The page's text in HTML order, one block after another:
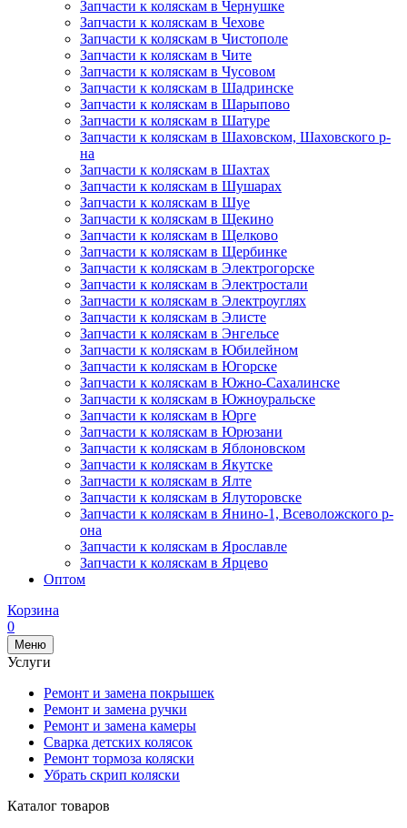
Запчасти к коляскам в Чернушке
Запчасти к коляскам в Чехове
Запчасти к коляскам в Чистополе
Запчасти к коляскам в Чите
Запчасти к коляскам в Чусовом
Запчасти к коляскам в Шадринске
Запчасти к коляскам в Шарыпово
Запчасти к коляскам в Шатуре
Запчасти к коляскам в Шаховском, Шаховского р-
на
Запчасти к коляскам в Шахтах
Запчасти к коляскам в Шушарах
Запчасти к коляскам в Шуе
Запчасти к коляскам в Щекино
Запчасти к коляскам в Щелково
Запчасти к коляскам в Щербинке
Запчасти к коляскам в Электрогорске
Запчасти к коляскам в Электростали
Запчасти к коляскам в Электроуглях
Запчасти к коляскам в Элисте
Запчасти к коляскам в Энгельсе
Запчасти к коляскам в Юбилейном
Запчасти к коляскам в Югорске
Запчасти к коляскам в Южно-Сахалинске
Запчасти к коляскам в Южноуральске
Запчасти к коляскам в Юрге
Запчасти к коляскам в Юрюзани
Запчасти к коляскам в Яблоновском
Запчасти к коляскам в Якутске
Запчасти к коляскам в Ялте
Запчасти к коляскам в Ялуторовске
Запчасти к коляскам в Янино-1, Всеволожского р-
она
Запчасти к коляскам в Ярославле
Запчасти к коляскам в Ярцево
Оптом
Корзина
0
Меню
Услуги
Ремонт и замена покрышек
Ремонт и замена ручки
Ремонт и замена камеры
Сварка детских колясок
Ремонт тормоза коляски
Убрать скрип коляски
Каталог товаров